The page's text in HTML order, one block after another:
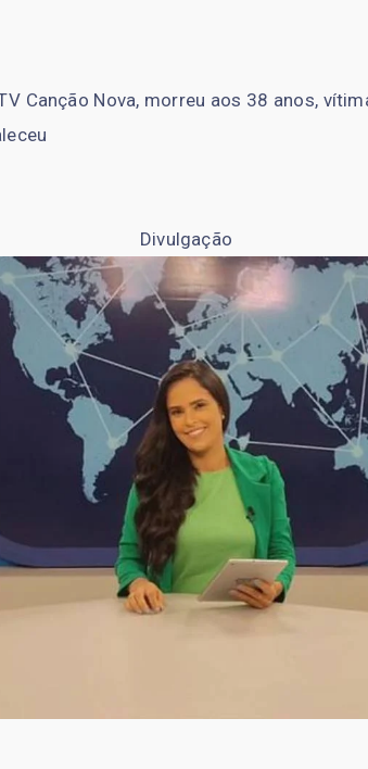
Canção Nova, morreu aos 38 anos,
Divulgação